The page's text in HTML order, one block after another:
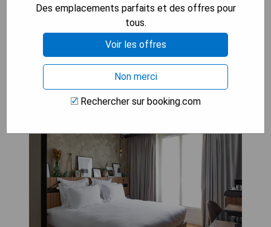
- Aire de jeux pour enfants
VÉRIFIEZ LA DISPONIBILITÉ
Maison Mère
Des emplacements parfaits et des offres pour
tous.
Voir les offres
Non merci
Rechercher sur booking.com